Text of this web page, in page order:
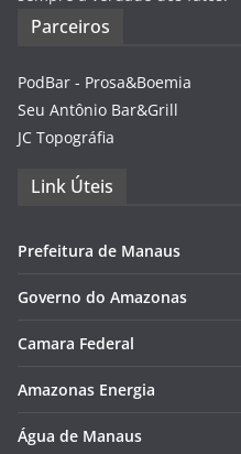
Parceiros
PodBar - Prosa&Boemia
Seu Antônio Bar&Grill
JC Topográfia
Link Úteis
Prefeitura de Manaus
Governo do Amazonas
Camara Federal
Amazonas Energia
Água de Manaus